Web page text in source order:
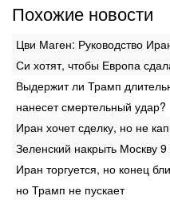
Похожие новости
Цви Маген: Руководство
Си хотят, чтобы Европа
Выдержит ли Трамп
нанесет смертельный удар?
Иран хочет сделку, но не
Зеленский накрыть Москву
Иран торгуется, но конец
но Трамп не пускает